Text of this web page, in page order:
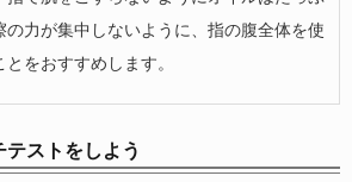
の力が集中しないように、指の腹全体を使
をおすすめします。
ストをしよう